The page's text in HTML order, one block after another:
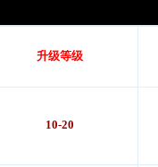
升级等级
10-20